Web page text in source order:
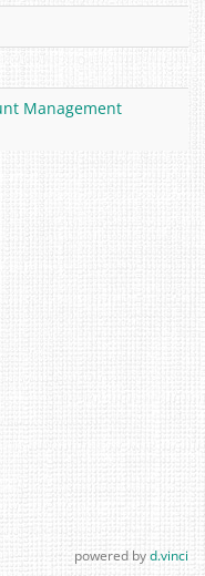
Management
powered byd.vinci